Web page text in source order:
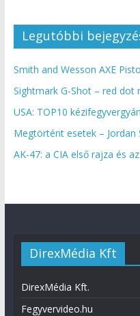
Legutóbbi
Smith and Wesson AXE
Sightmark G-Shot – red dot
USA: TOP10
Megtörtént esetek – Jordan
AK-47: a CIA első rajza és
DirexMédia Kft
DirexMédia Kft.
Fegyvervideo.hu